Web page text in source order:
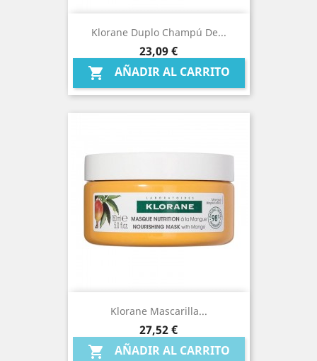
Klorane Duplo Champú De...
Precio
23,09 €
 AÑADIR AL CARRITO
Klorane Mascarilla...
Precio
27,52 €
 AÑADIR AL CARRITO